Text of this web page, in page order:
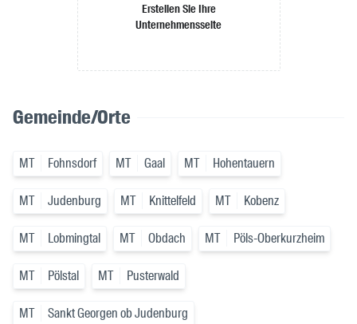
Erstellen Sie Ihre
Unternehmensseite
Gemeinde/Orte
MT Fohnsdorf MT Gaal MT Hohentauern
MT Judenburg MT Knittelfeld MT Kobenz
MT Lobmingtal MT Obdach MT Pöls-Oberkurzheim
MT Pölstal MT Pusterwald
MT Sankt Georgen ob Judenburg